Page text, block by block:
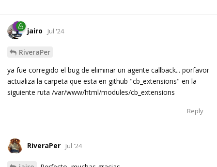
jairo Jul '24
RiveraPer
ya fue corregido el bug de eliminar un agente callback... porfavor
actualiza la carpeta que esta en github "cb_extensions" en la
siguiente ruta /var/www/html/modules/cb_extensions
Reply
RiveraPer Jul '24